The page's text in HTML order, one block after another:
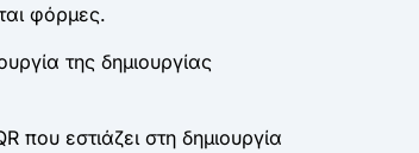
φόρμες.
της δημιουργίας
που εστιάζει στη δημιουργία